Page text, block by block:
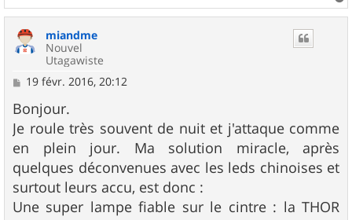
a
miandme
Nouvel
Utagawiste
M
s
s
a
g
e
19 févr. 2016, 20:12
Bonjour.
Je roule très souvent de nuit et j'attaque comme
en plein jour. Ma solution miracle, après
quelques déconvenues avec les leds chinoises et
surtout leurs accu, est donc :
Une super lampe fiable sur le cintre : la THOR